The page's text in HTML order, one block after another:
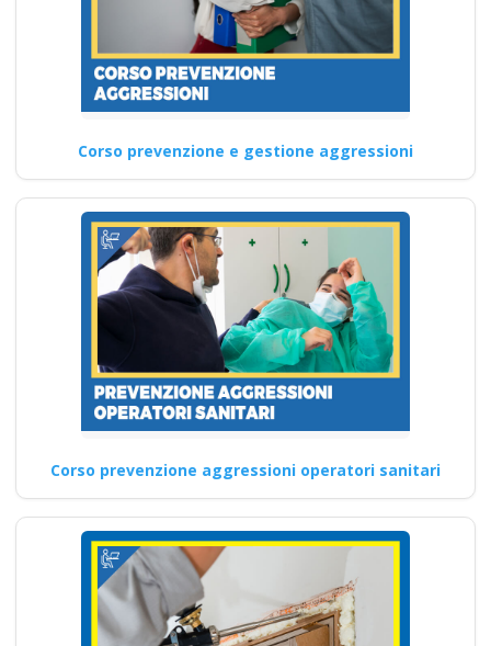
Corso prevenzione e gestione aggressioni
Corso prevenzione aggressioni operatori sanitari